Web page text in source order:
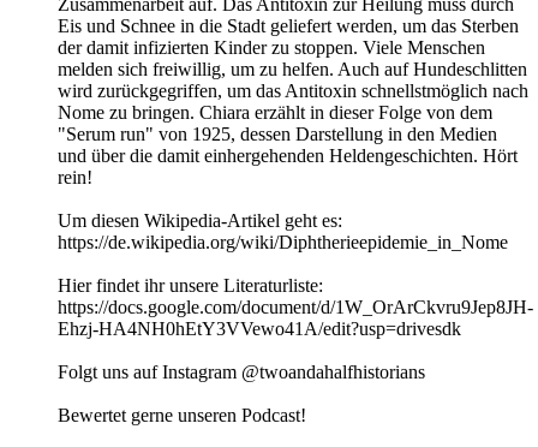
Zusammenarbeit auf. Das Antitoxin zur Heilung muss durch
Eis und Schnee in die Stadt geliefert werden, um das Sterben
der damit infizierten Kinder zu stoppen. Viele Menschen
melden sich freiwillig, um zu helfen. Auch auf Hundeschlitten
wird zurückgegriffen, um das Antitoxin schnellstmöglich nach
Nome zu bringen. Chiara erzählt in dieser Folge von dem
"Serum run" von 1925, dessen Darstellung in den Medien
und über die damit einhergehenden Heldengeschichten. Hört
rein!
Um diesen Wikipedia-Artikel geht es:
https://de.wikipedia.org/wiki/Diphtherieepidemie_in_Nome
Hier findet ihr unsere Literaturliste:
https://docs.google.com/document/d/1W_OrArCkvru9Jep8JH-
Ehzj-HA4NH0hEtY3VVewo41A/edit?usp=drivesdk
Folgt uns auf Instagram @twoandahalfhistorians
Bewertet gerne unseren Podcast!